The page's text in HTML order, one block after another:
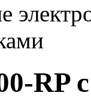
RP